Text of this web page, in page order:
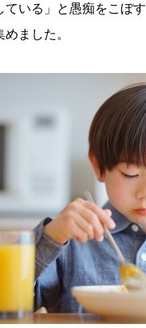
ている」と愚痴をこぼ
ました。